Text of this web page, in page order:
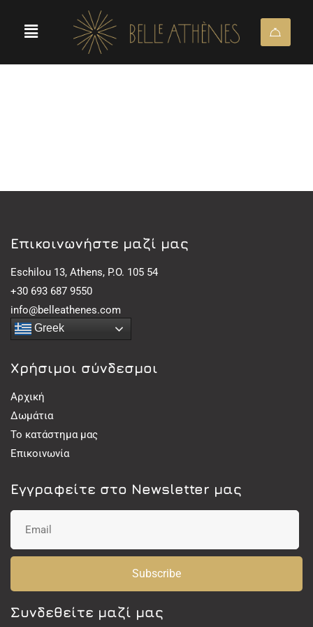
Eπικοινωνήστε μαζί μας
Eschilou 13, Athens, P.O. 105 54
+30 693 687 9550
info@belleathenes.com
Greek
Χρήσιμοι σύνδεσμοι
Αρχική
Δωμάτια
Το κατάστημα μας
Επικοινωνία
Εγγραφείτε στο Newsletter μας
Subscribe
Συνδεθείτε μαζί μας